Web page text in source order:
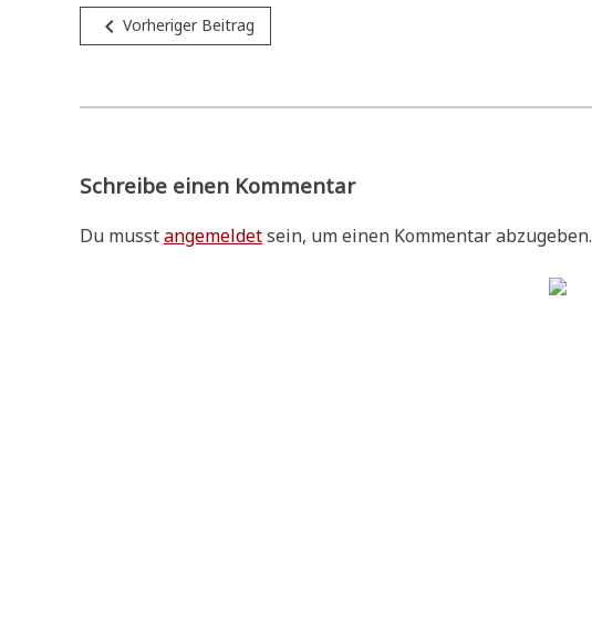
Beitragsnavigation
navigate_before Vorheriger Beitrag
Schreibe einen Kommentar
Du musstangemeldetsein, um einen Kommentar abzugeben.